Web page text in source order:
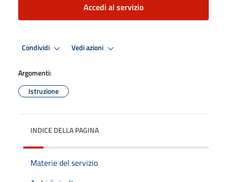
Accedi al servizio
Condividi Vedi azioni
Argomenti:
Istruzione
INDICE DELLA PAGINA
Materie del servizio